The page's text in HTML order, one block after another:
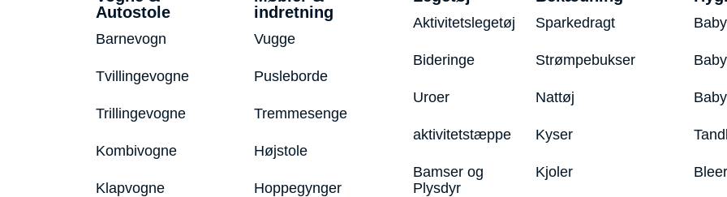
Autostole
Barnevogn
Tvillingevogne
Trillingevogne
Kombivogne
Klapvogne
indretning
Vugge
Pusleborde
Tremmesenge
Højstole
Hoppegynger
Aktivitetslegetøj
Bideringe
Uroer
aktivitetstæppe
Bamser og
Plysdyr
Sparkedragt
Strømpebukser
Nattøj
Kyser
Kjoler Bleer